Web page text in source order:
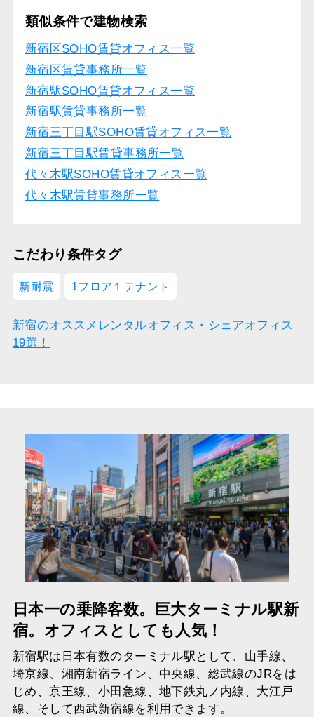
類似条件で建物検索
新宿区SOHO賃貸オフィス一覧
新宿区賃貸事務所一覧
新宿駅SOHO賃貸オフィス一覧
新宿駅賃貸事務所一覧
新宿三丁目駅SOHO賃貸オフィス一覧
新宿三丁目駅賃貸事務所一覧
代々木駅SOHO賃貸オフィス一覧
代々木駅賃貸事務所一覧
こだわり条件タグ
新耐震 1フロア１テナント
新宿のオススメレンタルオフィス・シェアオフィス
19選！
日本一の乗降客数。巨大ターミナル駅新
宿。オフィスとしても人気！
新宿駅は日本有数のターミナル駅として、山手線、
埼京線、湘南新宿ライン、中央線、総武線のJRをは
じめ、京王線、小田急線、地下鉄丸ノ内線、大江戸
線、そして西武新宿線を利用できます。